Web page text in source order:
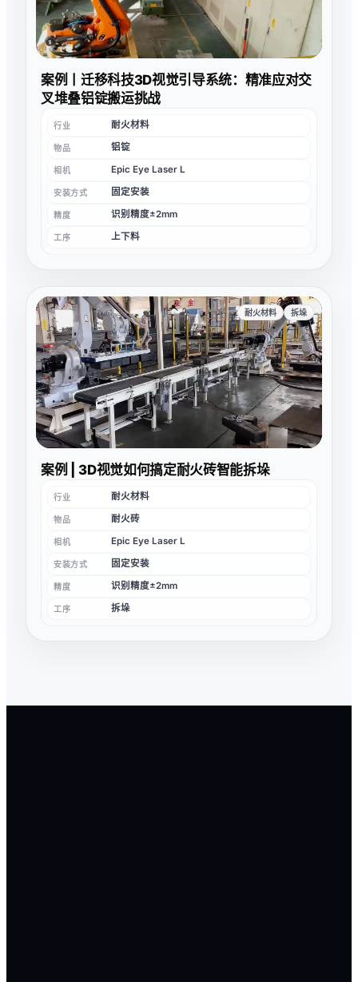
案例丨迁移科技3D视觉引导系统：精准应对交
叉堆叠铝锭搬运挑战
行业 耐火材料
物品 铝锭
相机 Epic Eye Laser L
安装方式 固定安装
精度 识别精度±2mm
工序 上下料
耐火材料 拆垛
案例 | 3D视觉如何搞定耐火砖智能拆垛
行业 耐火材料
物品 耐火砖
相机 Epic Eye Laser L
安装方式 固定安装
精度 识别精度±2mm
工序 拆垛